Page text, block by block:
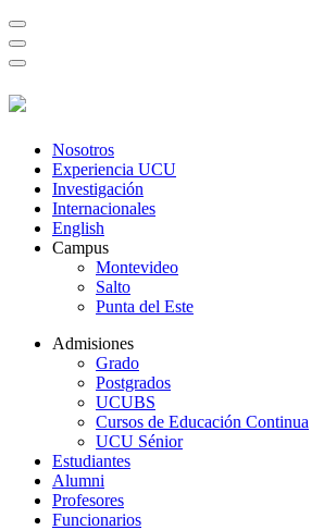
Nosotros
Experiencia UCU
Investigación
Internacionales
English
Campus
Montevideo
Salto
Punta del Este
Admisiones
Grado
Postgrados
UCUBS
Cursos de Educación Continua
UCU Sénior
Estudiantes
Alumni
Profesores
Funcionarios